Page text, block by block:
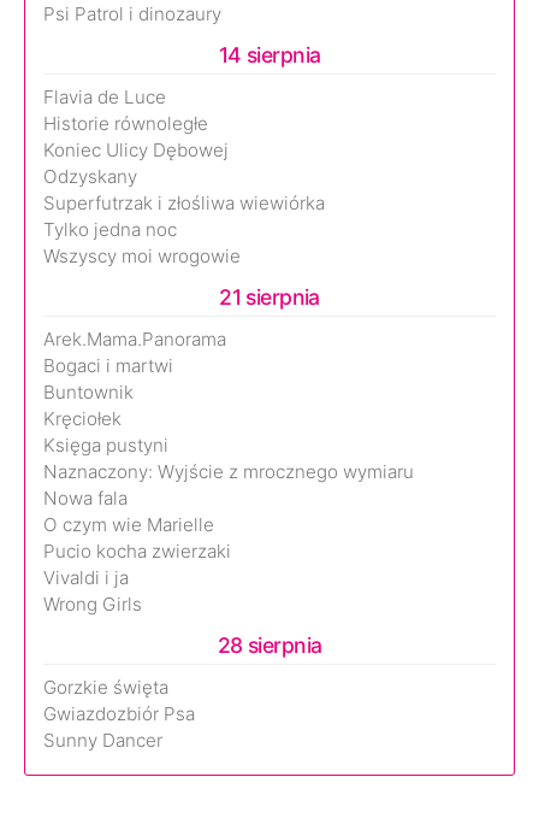
Psi Patrol i dinozaury
14 sierpnia
Flavia de Luce
Historie równoległe
Koniec Ulicy Dębowej
Odzyskany
Superfutrzak i złośliwa wiewiórka
Tylko jedna noc
Wszyscy moi wrogowie
21 sierpnia
Arek.Mama.Panorama
Bogaci i martwi
Buntownik
Kręciołek
Księga pustyni
Naznaczony: Wyjście z mrocznego wymiaru
Nowa fala
O czym wie Marielle
Pucio kocha zwierzaki
Vivaldi i ja
Wrong Girls
28 sierpnia
Gorzkie święta
Gwiazdozbiór Psa
Sunny Dancer